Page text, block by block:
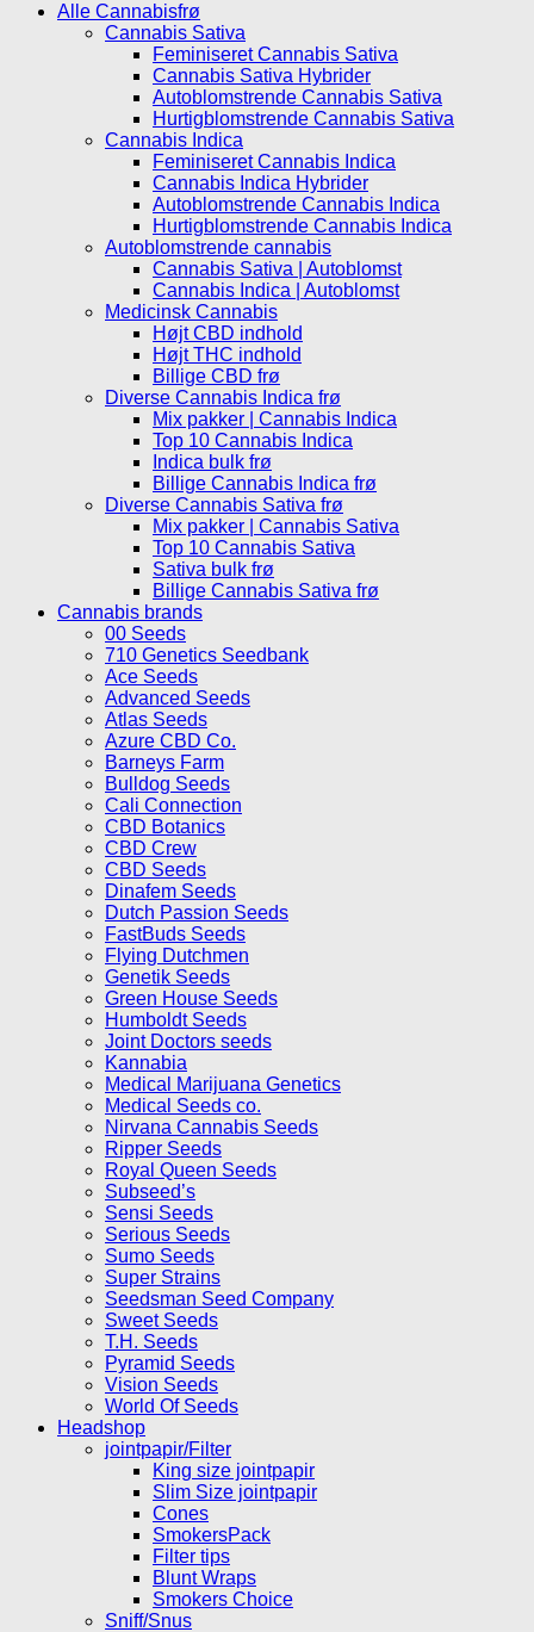
Alle Cannabisfrø
Cannabis Sativa
Feminiseret Cannabis Sativa
Cannabis Sativa Hybrider
Autoblomstrende Cannabis Sativa
Hurtigblomstrende Cannabis Sativa
Cannabis Indica
Feminiseret Cannabis Indica
Cannabis Indica Hybrider
Autoblomstrende Cannabis Indica
Hurtigblomstrende Cannabis Indica
Autoblomstrende cannabis
Cannabis Sativa | Autoblomst
Cannabis Indica | Autoblomst
Medicinsk Cannabis
Højt CBD indhold
Højt THC indhold
Billige CBD frø
Diverse Cannabis Indica frø
Mix pakker | Cannabis Indica
Top 10 Cannabis Indica
Indica bulk frø
Billige Cannabis Indica frø
Diverse Cannabis Sativa frø
Mix pakker | Cannabis Sativa
Top 10 Cannabis Sativa
Sativa bulk frø
Billige Cannabis Sativa frø
Cannabis brands
00 Seeds
710 Genetics Seedbank
Ace Seeds
Advanced Seeds
Atlas Seeds
Azure CBD Co.
Barneys Farm
Bulldog Seeds
Cali Connection
CBD Botanics
CBD Crew
CBD Seeds
Dinafem Seeds
Dutch Passion Seeds
FastBuds Seeds
Flying Dutchmen
Genetik Seeds
Green House Seeds
Humboldt Seeds
Joint Doctors seeds
Kannabia
Medical Marijuana Genetics
Medical Seeds co.
Nirvana Cannabis Seeds
Ripper Seeds
Royal Queen Seeds
Subseed’s
Sensi Seeds
Serious Seeds
Sumo Seeds
Super Strains
Seedsman Seed Company
Sweet Seeds
T.H. Seeds
Pyramid Seeds
Vision Seeds
World Of Seeds
Headshop
jointpapir/Filter
King size jointpapir
Slim Size jointpapir
Cones
SmokersPack
Filter tips
Blunt Wraps
Smokers Choice
Sniff/Snus